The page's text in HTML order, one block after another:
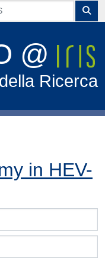
@
Ricerca
in HEV-